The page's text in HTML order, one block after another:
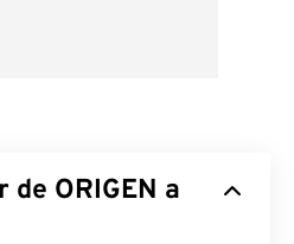
ORIGEN a